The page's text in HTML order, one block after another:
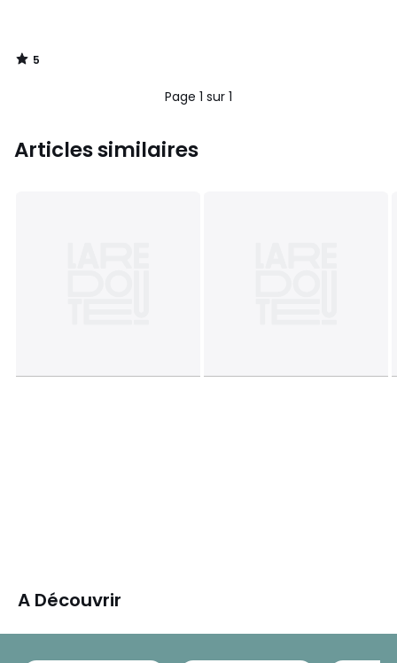
5
/
Page 1 sur 1
Articles similaires
A Découvrir